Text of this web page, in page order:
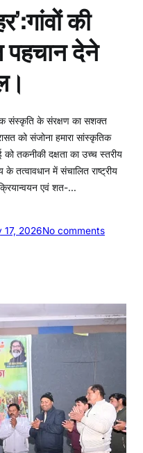
की
पहचान देने
संस्कृति के संरक्षण का सशक्त
को संजोना हमारा सांस्कृतिक
तकनीकी दक्षता का उच्च स्तरीय
तत्वावधान में संचालित राष्ट्रीय
क्रियान्वयन एवं शत-…
17, 2026No commentso
गां
व
ध
ह
र